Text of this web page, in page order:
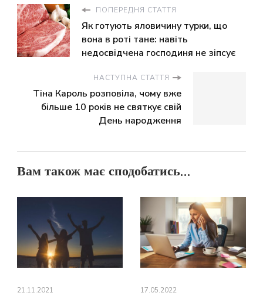
ПОПЕРЕДНЯ СТАТТЯ
Як готують яловичину турки, що
вона в роті тане: навіть
недосвідчена господиня не зіпсує
НАСТУПНА СТАТТЯ
Тіна Кароль розповіла, чому вже
більше 10 років не святкує свій
День народження
Вам також має сподобатись...
21.11.2021 17.05.2022